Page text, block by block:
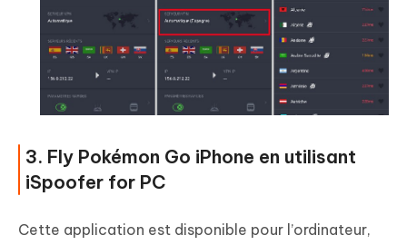
3. Fly Pokémon Go iPhone en utilisant
iSpoofer for PC
Cette application est disponible pour l’ordinateur,